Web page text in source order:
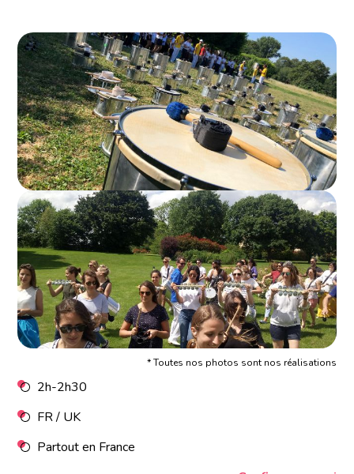
* Toutes nos photos sont nos réalisations
2h-2h30
FR / UK
Partout en France